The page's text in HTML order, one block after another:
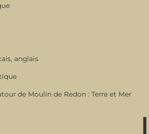
anglais
de Moulin de Redon : Terre et Mer